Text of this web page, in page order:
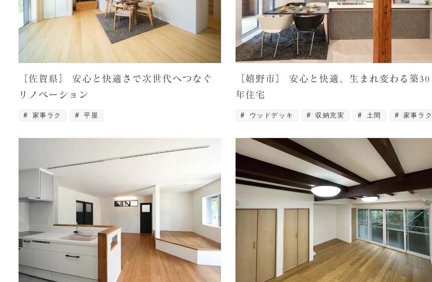
［佐賀県］ 安心と快適さで次世代へつなぐ
リノベーション
家事ラク 平屋
［嬉野市］ 安心と快適、生まれ変わる築30
年住宅
ウッドデッキ 収納充実 土間 家事ラク